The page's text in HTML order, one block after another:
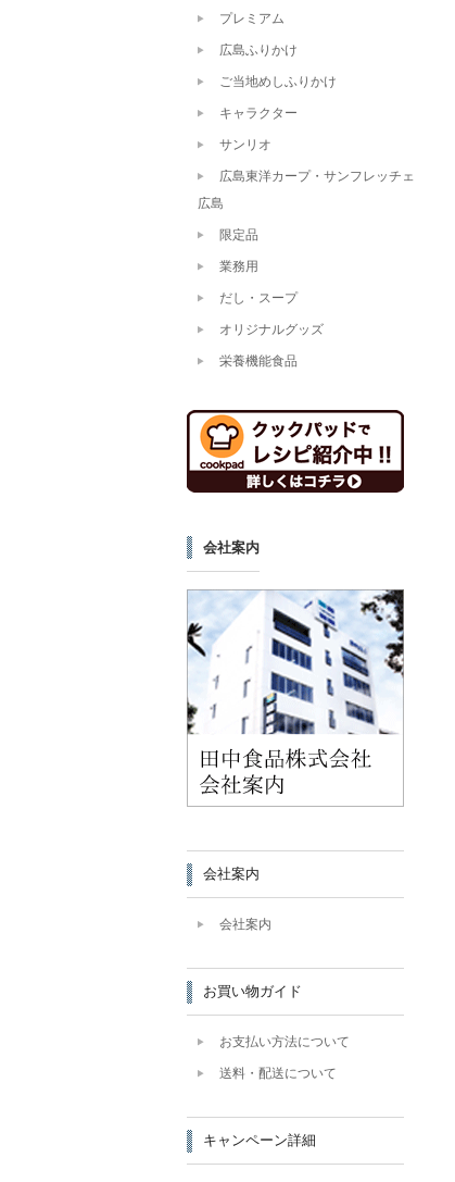
プレミアム
広島ふりかけ
ご当地めしふりかけ
キャラクター
サンリオ
広島東洋カープ・サンフレッチェ
広島
限定品
業務用
だし・スープ
オリジナルグッズ
栄養機能食品
会社案内
会社案内
会社案内
お買い物ガイド
お支払い方法について
送料・配送について
キャンペーン詳細